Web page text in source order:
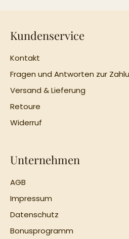
Kundenservice
Kontakt
Fragen und Antworten zur
Versand & Lieferung
Retoure
Widerruf
Unternehmen
AGB
Impressum
Datenschutz
Bonusprogramm